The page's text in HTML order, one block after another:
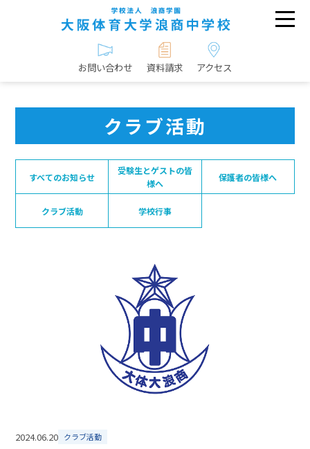
お問い合わせ 資料請求 アクセス
クラブ活動
すべてのお知らせ
受験生とゲストの皆
様へ
保護者の皆様へ
クラブ活動 学校行事
2024.06.20 クラブ活動